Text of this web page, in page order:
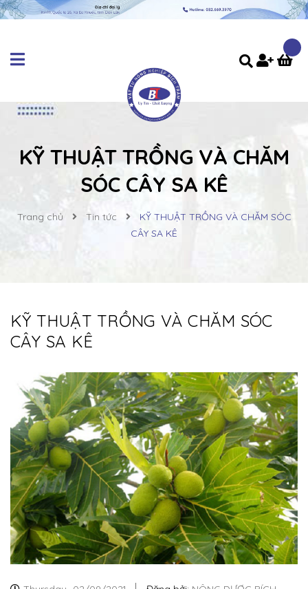
KỸ THUẬT TRỒNG VÀ CHĂM
SÓC CÂY SA KÊ
Trang chủ Tin tức
KỸ THUẬT TRỒNG VÀ CHĂM SÓC
CÂY SA KÊ
KỸ THUẬT TRỒNG VÀ CHĂM SÓC
CÂY SA KÊ